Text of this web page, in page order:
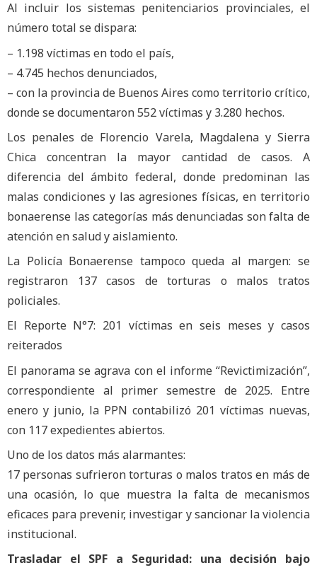
Al incluir los sistemas penitenciarios provinciales, el
número total se dispara:
– 1.198 víctimas en todo el país,
– 4.745 hechos denunciados,
– con la provincia de Buenos Aires como territorio crítico,
donde se documentaron 552 víctimas y 3.280 hechos.
Los penales de Florencio Varela, Magdalena y Sierra
Chica concentran la mayor cantidad de casos. A
diferencia del ámbito federal, donde predominan las
malas condiciones y las agresiones físicas, en territorio
bonaerense las categorías más denunciadas son falta de
atención en salud y aislamiento.
La Policía Bonaerense tampoco queda al margen: se
registraron 137 casos de torturas o malos tratos
policiales.
El Reporte N°7: 201 víctimas en seis meses y casos
reiterados
El panorama se agrava con el informe “Revictimización”,
correspondiente al primer semestre de 2025. Entre
enero y junio, la PPN contabilizó 201 víctimas nuevas,
con 117 expedientes abiertos.
Uno de los datos más alarmantes:
17 personas sufrieron torturas o malos tratos en más de
una ocasión, lo que muestra la falta de mecanismos
eficaces para prevenir, investigar y sancionar la violencia
institucional.
Trasladar el SPF a Seguridad: una decisión bajo